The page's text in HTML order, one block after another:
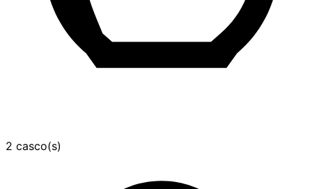
2 casco(s)